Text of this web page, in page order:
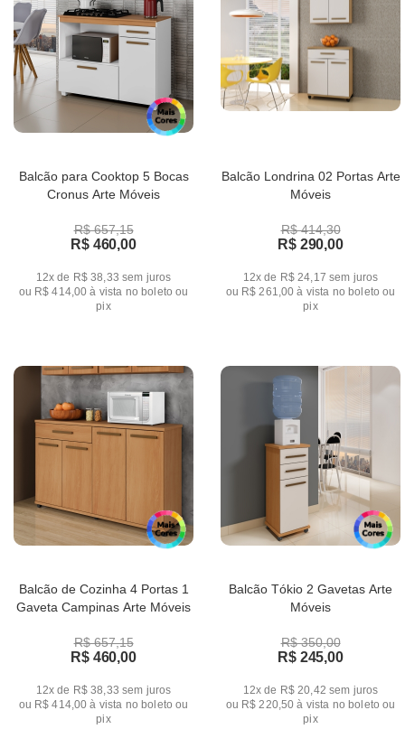
Balcão para Cooktop 5 Bocas
Cronus Arte Móveis
R$ 657,15
R$ 460,00
12x de R$ 38,33 sem juros
ou R$ 414,00 à vista no boleto ou
pix
Balcão Londrina 02 Portas Arte
Móveis
R$ 414,30
R$ 290,00
12x de R$ 24,17 sem juros
ou R$ 261,00 à vista no boleto ou
pix
Balcão de Cozinha 4 Portas 1
Gaveta Campinas Arte Móveis
R$ 657,15
R$ 460,00
12x de R$ 38,33 sem juros
ou R$ 414,00 à vista no boleto ou
pix
Balcão Tókio 2 Gavetas Arte
Móveis
R$ 350,00
R$ 245,00
12x de R$ 20,42 sem juros
ou R$ 220,50 à vista no boleto ou
pix